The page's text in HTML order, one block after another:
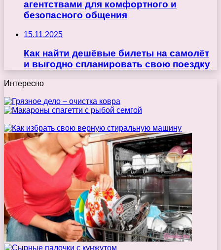
агентствами для комфортного и
безопасного общения
15.11.2025
Как найти дешёвые билеты на самолёт
и выгодно спланировать свою поездку
Интересно